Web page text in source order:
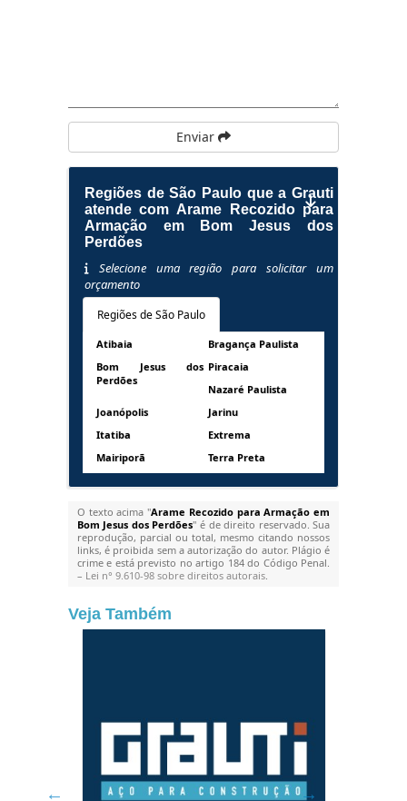
Enviar
Regiões de São Paulo que a Grauti
atende com Arame Recozido para
Armação em Bom Jesus dos
Perdões
Selecione uma região para solicitar um
orçamento
Regiões de São Paulo
Atibaia
Bragança Paulista
Bom Jesus dos
Perdões
Piracaia
Nazaré Paulista
Joanópolis
Jarinu
Itatiba
Extrema
Mairiporã
Terra Preta
O texto acima "Arame Recozido para Armação em
Bom Jesus dos Perdões" é de direito reservado. Sua
reprodução, parcial ou total, mesmo citando nossos
links, é proibida sem a autorização do autor. Plágio é
crime e está previsto no artigo 184 do Código Penal.
– Lei n° 9.610-98 sobre direitos autorais.
Veja Também